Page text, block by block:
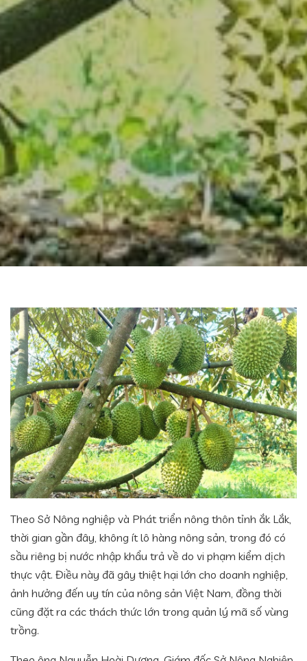
Theo Sở Nông nghiệp và Phát triển nông thôn tỉnh ắk Lắk,
thời gian gần đây, không ít lô hàng nông sản, trong đó có
sầu riêng bị nước nhập khẩu trả về do vi phạm kiểm dịch
thực vật. Điều này đã gây thiệt hại lớn cho doanh nghiệp,
ảnh hưởng đến uy tín của nông sản Việt Nam, đồng thời
cũng đặt ra các thách thức lớn trong quản lý mã số vùng
trồng.